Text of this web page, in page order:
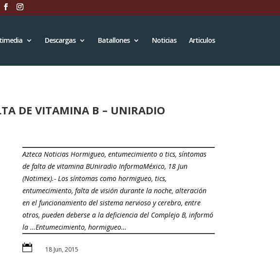
Descargas Batallones Noticias Articulos
DE VITAMINA B – UNIRADIO
Azteca Noticias Hormigueo, entumecimiento o tics, síntomas
de falta de vitamina BUniradio InformaMéxico, 18 Jun
(Notimex).- Los síntomas como hormigueo, tics,
entumecimiento, falta de visión durante la noche, alteración
en el funcionamiento del sistema nervioso y cerebro, entre
otros, pueden deberse a la deficiencia del Complejo B, informó
la …Entumecimiento, hormigueo…
 18 Jun, 2015